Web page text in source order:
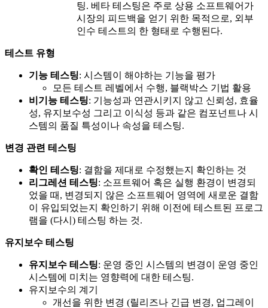
팅. 베타 테스팅은 주로 상용 소프트웨어가
시장의 피드백을 얻기 위한 목적으로, 외부
인수 테스트의 한 형태로 수행된다.
테스트 유형
기능 테스팅: 시스템이 해야하는 기능을 평가
모든 테스트 레벨에서 수행, 블랙박스 기법 활용
비기능 테스팅: 기능성과 연관시키지 않고 신뢰성, 효율
성, 유지보수성 그리고 이식성 등과 같은 컴포넌트나 시
스템의 품질 특성이나 속성을 테스팅.
변경 관련 테스팅
확인 테스팅: 결함을 제대로 수정했는지 확인하는 것
리그레션 테스팅: 소프트웨어 혹은 실행 환경이 변경되
었을 때, 변경되지 않은 소프트웨어 영역에 새로운 결함
이 유입되었는지 확인하기 위해 이전에 테스트된 프로그
램을 (다시) 테스팅 하는 것.
유지보수 테스팅
유지보수 테스팅: 운영 중인 시스템의 변경이 운영 중인
시스템에 미치는 영향력에 대한 테스팅.
유지보수의 계기
개선을 위한 변경 (릴리즈나 긴급 변경, 업그레이